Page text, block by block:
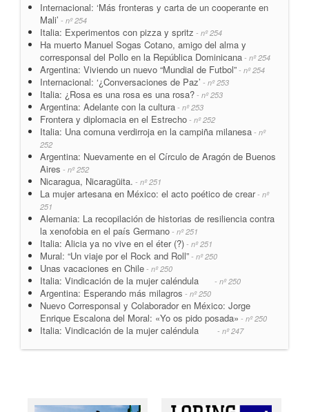
Internacional: ‘Más fronteras y carta de un cooperante en
Mali’ - nº 254
Italia: Experimentos con pizza y spritz - nº 254
Ha muerto Manuel Sogas Cotano, amigo del alma y
corresponsal del Pollo en la República Dominicana - nº 254
Argentina: Viviendo un nuevo “Mundial de Futbol” - nº 254
Internacional: ‘¿Conversaciones de Paz’ - nº 253
Italia: ¿Rosa es una rosa es una rosa? - nº 253
Argentina: Adelante con la cultura - nº 253
Frontera y diplomacia en el Estrecho - nº 252
Italia: Una comuna verdirroja en la campiña milanesa - nº
252
Argentina: Nuevamente en el Círculo de Aragón de Buenos
Aires - nº 252
Nicaragua, Nicaragüita. - nº 251
La mujer artesana en México: el acto poético de crear- nº
251
Alemania: La recopilación de historias de resiliencia contra
la xenofobia en el país Germano - nº 251
Italia: Alicia ya no vive en el éter (?) - nº 251
Mural: “Un viaje por el Rock and Roll” - nº 250
Unas vacaciones en Chile - nº 250
Italia: Vindicación de la mujer caléndula - nº 250
Argentina: Esperando más milagros - nº 250
Nuevo Corresponsal y Colaborador en México: Jorge
Enrique Escalona del Moral: «Yo os pido posada» - nº 250
Italia: Vindicación de la mujer caléndula - nº 247